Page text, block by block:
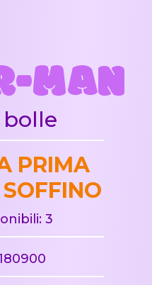
MAN
bolle
PRIMA
3